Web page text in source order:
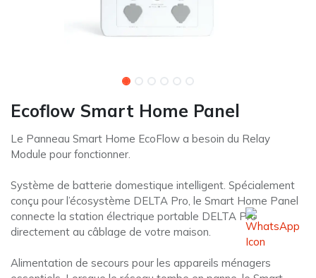
Ecoflow Smart Home Panel
Le Panneau Smart Home EcoFlow a besoin du Relay
Module pour fonctionner.
Système de batterie domestique intelligent. Spécialement
conçu pour l’écosystème DELTA Pro, le Smart Home Panel
connecte la station électrique portable DELTA Pro
directement au câblage de votre maison.
Alimentation de secours pour les appareils ménagers